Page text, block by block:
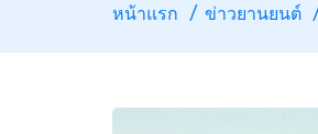
หน้าแรก ข่าวยานยนต์